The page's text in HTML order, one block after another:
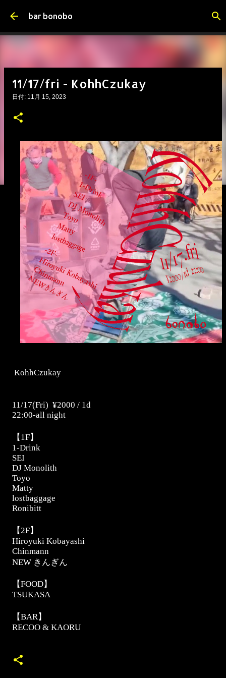
スキップしてメイン コンテンツに移動
bar bonobo
11/17/fri - KohhCzukay
日付: 11月 15, 2023
KohhCzukay
11/17(Fri) ¥2000 / 1d
22:00-all night
【 1F】
1-Drink
SEI
DJ Monolith
Toyo
Matty
lostbaggage
Ronibitt
【2F】
Hiroyuki Kobayashi
Chinmann
NEW きんぎん
【FOOD】
TSUKASA
【BAR】
RECOO & KAORU